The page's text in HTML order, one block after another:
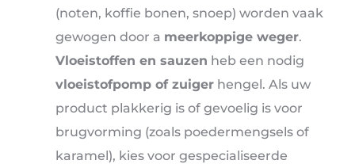
(noten, koffie bonen, snoep) worden vaak
gewogen door a meerkoppige weger.
Vloeistoffen en sauzen heb een nodig
vloeistofpomp of zuiger hengel. Als uw
product plakkerig is of gevoelig is voor
brugvorming (zoals poedermengsels of
karamel), kies voor gespecialiseerde